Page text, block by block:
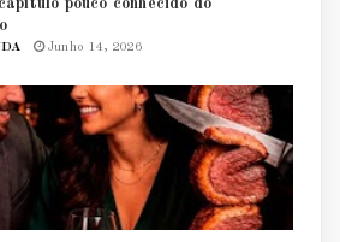
pouco conhecido do
Junho 14, 2026